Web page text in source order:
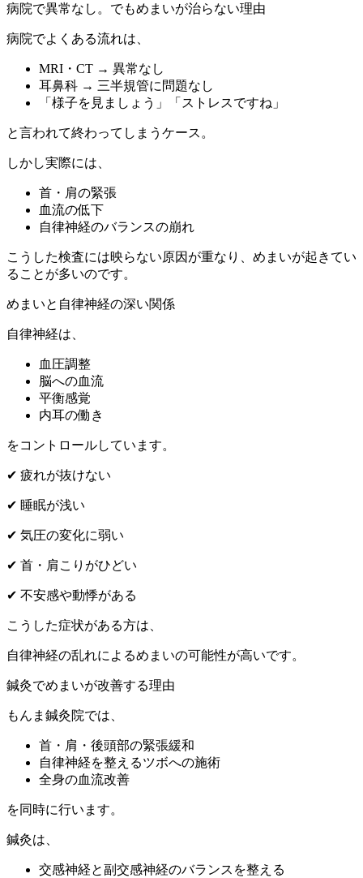
病院で異常なし。でもめまいが治らない理由
病院でよくある流れは、
MRI・CT → 異常なし
耳鼻科 → 三半規管に問題なし
「様子を見ましょう」「ストレスですね」
と言われて終わってしまうケース。
しかし実際には、
首・肩の緊張
血流の低下
自律神経のバランスの崩れ
こうした検査には映らない原因が重なり、めまいが起きてい
ることが多いのです。
めまいと自律神経の深い関係
自律神経は、
血圧調整
脳への血流
平衡感覚
内耳の働き
をコントロールしています。
✔ 疲れが抜けない
✔ 睡眠が浅い
✔ 気圧の変化に弱い
✔ 首・肩こりがひどい
✔ 不安感や動悸がある
こうした症状がある方は、
自律神経の乱れによるめまいの可能性が高いです。
鍼灸でめまいが改善する理由
もんま鍼灸院では、
首・肩・後頭部の緊張緩和
自律神経を整えるツボへの施術
全身の血流改善
を同時に行います。
鍼灸は、
交感神経と副交感神経のバランスを整える